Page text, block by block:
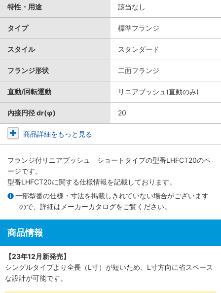
特性・用途 該当なし
タイプ 標準フランジ
スタイル スタンダード
フランジ形状 二面フランジ
直動/回転運動 リニアブッシュ(直動のみ)
内接円径 dr(φ) 20
商品詳細をもっと見る
フランジ付リニアブッシュ ショートタイプの型番LHFCT20のペ
ージです。
型番LHFCT20に関する仕様情報を記載しております。
一部型番の仕様・寸法を掲載しきれていない場合がございます
ので、詳細は メーカーカタログをご覧ください。
商品情報
【23年12月新発売】
シングルタイプより全長（L寸）が短いため、L寸方向に省スペース
な設計が可能です。